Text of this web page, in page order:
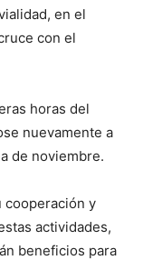
en el
con el
horas del
nuevamente a
de noviembre.
cooperación y
actividades,
beneficios para